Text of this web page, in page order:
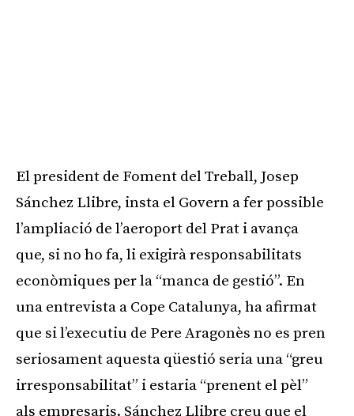
El president de Foment del Treball, Josep
Sánchez Llibre, insta el Govern a fer possible
l’ampliació de l’aeroport del Prat i avança
que, si no ho fa, li exigirà responsabilitats
econòmiques per la “manca de gestió”. En
una entrevista a Cope Catalunya, ha afirmat
que si l’executiu de Pere Aragonès no es pren
seriosament aquesta qüestió seria una “greu
irresponsabilitat” i estaria “prenent el pèl”
als empresaris. Sánchez Llibre creu que el